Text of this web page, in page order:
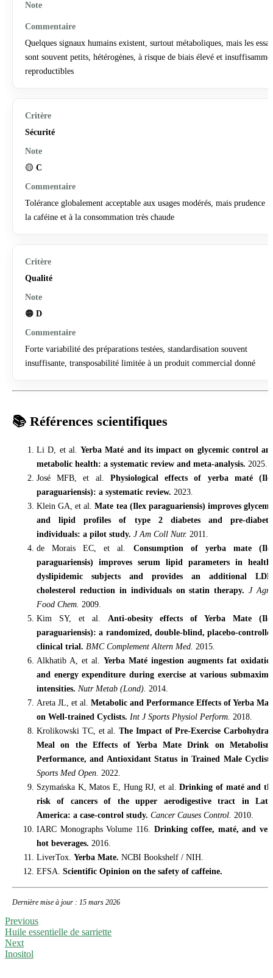
Quelques signaux humains existent, surtout métaboliques, mais les
sont souvent petits, hétérogènes, à risque de biais élevé et
reproductibles
Sécurité
🟡 C
Tolérance globalement acceptable aux usages modérés, mais prudence
la caféine et à la consommation très chaude
Qualité
🟠 D
Forte variabilité des préparations testées, standardisation souvent
insuffisante, transposabilité limitée à un produit commercial donné
📚 Références scientifiques
Li D, et al. Yerba Maté and its impact on glycemic control
metabolic health: a systematic review and meta-analysis. 2025.
José MFB, et al. Physiological effects of yerba maté
paraguariensis): a systematic review. 2023.
Klein GA, et al.Mate tea (Ilex paraguariensis) improves
and lipid profiles of type 2 diabetes and pre-
individuals: a pilot study. J Am Coll Nutr. 2011.
de Morais EC, et al. Consumption of yerba mate
paraguariensis) improves serum lipid parameters in
dyslipidemic subjects and provides an additional
cholesterol reduction in individuals on statin therapy. J
Food Chem. 2009.
Kim SY, et al. Anti-obesity effects of Yerba Mate
paraguariensis): a randomized, double-blind, placebo-
clinical trial. BMC Complement Altern Med. 2015.
Alkhatib A, et al. Yerba Maté ingestion augments fat
and energy expenditure during exercise at various
intensities. Nutr Metab (Lond). 2014.
Areta JL, et al. Metabolic and Performance Effects of Yerba
on Well-trained Cyclists. Int J Sports Physiol Perform. 2018.
Krolikowski TC, et al. The Impact of Pre-Exercise
Meal on the Effects of Yerba Mate Drink on
Performance, and Antioxidant Status in Trained Male
Sports Med Open. 2022.
Szymańska K, Matos E, Hung RJ, et al.Drinking of maté and
risk of cancers of the upper aerodigestive tract in
America: a case-control study. Cancer Causes Control. 2010.
IARC Monographs Volume 116. Drinking coffee, maté, and
hot beverages. 2016.
LiverTox. Yerba Mate. NCBI Bookshelf / NIH.
EFSA. Scientific Opinion on the safety of caffeine.
Dernière mise à jour : 15 mars 2026
Previous
Huile essentielle de sarriette
Next
Inositol